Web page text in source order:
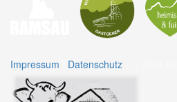
Impressum Datenschutz